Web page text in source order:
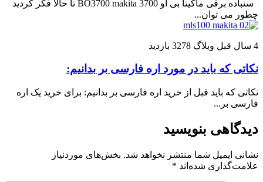
سنباده برقی ماکیتا بی او 3700 BO3700 makita تا حالا فکر کردید
چطور می توان...
4 سال قبل وبلاگ 3278 بازدید
نکاتی که باید در مورد اره فارسی بر بدانیم:
نکاتی که باید قبل از خرید اره فارسی بر بدانیم: برای خرید یک اره
فارسی بر...
دیدگاهی بنویسید
نشانی ایمیل شما منتشر نخواهد شد. بخش‌های موردنیاز
علامت‌گذاری شده‌اند *